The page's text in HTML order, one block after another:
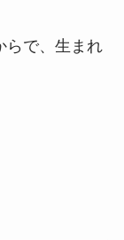
らで、生まれ